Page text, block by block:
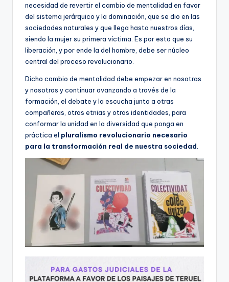
necesidad de revertir el cambio de mentalidad en favor
del sistema jerárquico y la dominación, que se dio en las
sociedades naturales y que llega hasta nuestros días,
siendo la mujer su primera víctima. Es por esto que su
liberación, y por ende la del hombre, debe ser núcleo
central del proceso revolucionario.
Dicho cambio de mentalidad debe empezar en nosotras
y nosotros y continuar avanzando a través de la
formación, el debate y la escucha junto a otras
compañeras, otras etnias y otras identidades, para
conformar la unidad en la diversidad que ponga en
práctica el pluralismo revolucionario necesario
para la transformación real de nuestra sociedad